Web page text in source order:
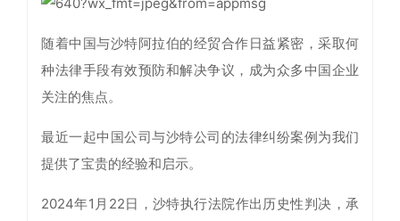
随着中国与沙特阿拉伯的经贸合作日益紧密，采取何
种法律手段有效预防和解决争议，成为众多中国企业
关注的焦点。
最近一起中国公司与沙特公司的法律纠纷案例为我们
提供了宝贵的经验和启示。
2024年1月22日，沙特执行法院作出历史性判决，承